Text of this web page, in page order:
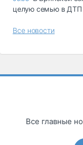
целую семью в ДТП
Все новости
Все главные